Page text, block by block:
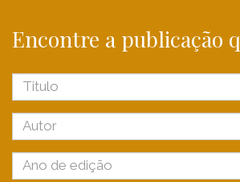
Encontre a publicação
Titulo
Autor
Ano de edição